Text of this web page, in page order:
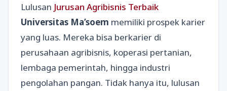
Lulusan Jurusan Agribisnis Terbaik
Universitas Ma’soem memiliki prospek karier
yang luas. Mereka bisa berkarier di
perusahaan agribisnis, koperasi pertanian,
lembaga pemerintah, hingga industri
pengolahan pangan. Tidak hanya itu, lulusan